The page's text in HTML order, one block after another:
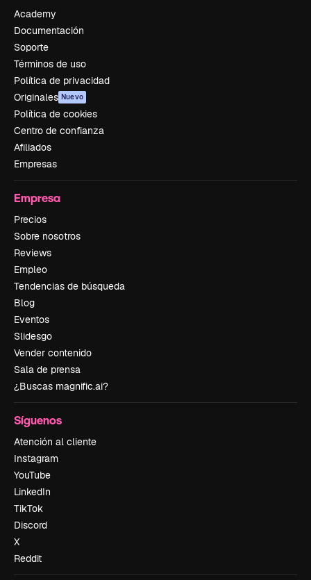
Academy
Documentación
Soporte
Términos de uso
Política de privacidad
Originales Nuevo
Política de cookies
Centro de confianza
Afiliados
Empresas
Empresa
Precios
Sobre nosotros
Reviews
Empleo
Tendencias de búsqueda
Blog
Eventos
Slidesgo
Vender contenido
Sala de prensa
¿Buscas magnific.ai?
Síguenos
Atención al cliente
Instagram
YouTube
LinkedIn
TikTok
Discord
X
Reddit